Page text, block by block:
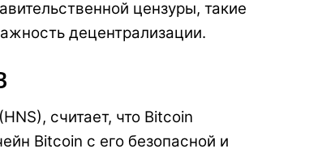
цензуры, такие
децентрализации.
считает, что Bitcoin
Bitcoin с его безопасной и